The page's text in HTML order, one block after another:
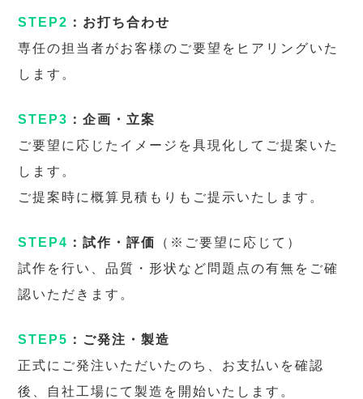
STEP2 ：お打ち合わせ
専任の担当者がお客様のご要望をヒアリングいた
します。
STEP3 ：企画・立案
ご要望に応じたイメージを具現化してご提案いた
します。
ご提案時に概算見積もりもご提示いたします。
STEP4 ：試作・評価
（※ご要望に応じて）
試作を行い、品質・形状など問題点の有無をご確
認いただきます。
STEP5 ：ご発注・製造
正式にご発注いただいたのち、お支払いを確認
後、自社工場にて製造を開始いたします。